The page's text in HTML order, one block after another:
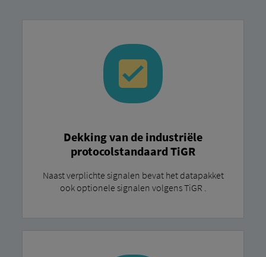
Dekking van de industriële
protocolstandaard TiGR
Naast verplichte signalen bevat het datapakket
ook optionele signalen volgens TiGR .